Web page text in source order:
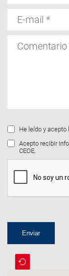
apellidos
mail
He leído y acepto
Acepto recibir
CEOE.